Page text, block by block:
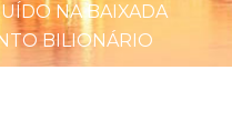
NA BAIXADA
BILIONÁRIO